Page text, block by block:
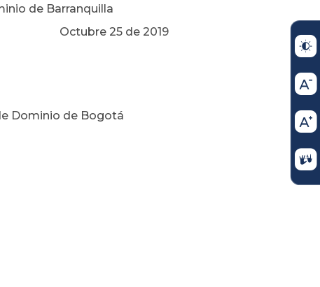
de Barranquilla
2019
Dominio de Bogotá